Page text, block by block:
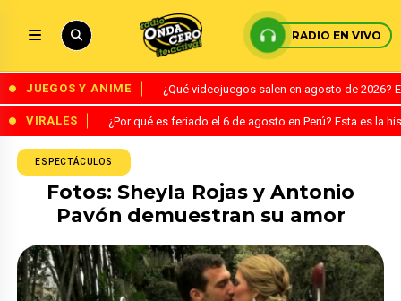
RADIO EN VIVO
JUEGOS Y ANIME ¿Qué videojuegos salen en agosto de
VIRALES ¿Por qué es feriado el 6 de agosto en Perú? Esta es la
ESPECTÁCULOS
Fotos: Sheyla Rojas y Antonio
Pavón demuestran su amor